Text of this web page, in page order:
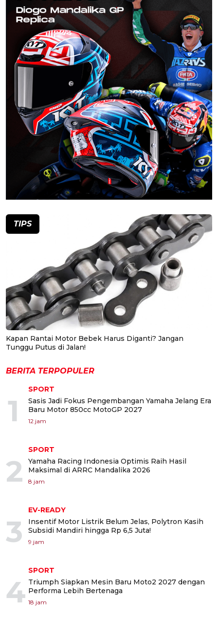
TIPS
Kapan Rantai Motor Bebek Harus Diganti? Jangan
Tunggu Putus di Jalan!
BERITA TERPOPULER
1
SPORT
Sasis Jadi Fokus Pengembangan Yamaha Jelang Era
Baru Motor 850cc MotoGP 2027
12 jam
2
SPORT
Yamaha Racing Indonesia Optimis Raih Hasil
Maksimal di ARRC Mandalika 2026
8 jam
3
EV-READY
Insentif Motor Listrik Belum Jelas, Polytron Kasih
Subsidi Mandiri hingga Rp 6,5 Juta!
9 jam
4
SPORT
Triumph Siapkan Mesin Baru Moto2 2027 dengan
Performa Lebih Bertenaga
18 jam